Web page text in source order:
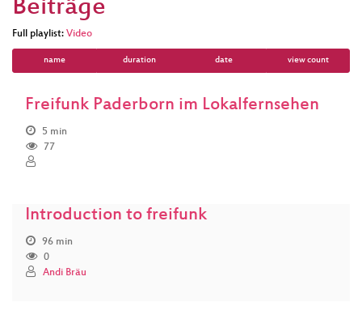
Beiträge
Full playlist: Video
name duration date view count
Freifunk Paderborn im Lokalfernsehen
5 min
77
Introduction to freifunk
96 min
0
Andi Bräu